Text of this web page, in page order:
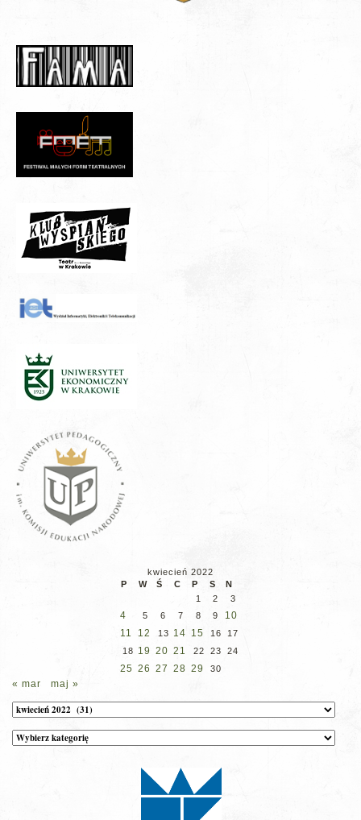
kwiecień 2022
P
W Ś C P S
N
1
2 3
4 5 6 7 8 9
10
11
12 13 14 15 16
17
18 19 20 21 22 23 24
25 26 27 28 29 30
« mar maj »
Archiwum
Kategorie
wpisów